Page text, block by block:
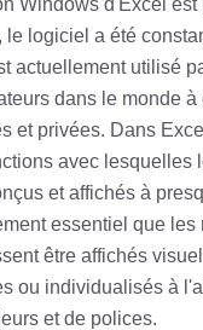
le logiciel a été
actuellement utilisé
dans le monde à
et privées. Dans
avec lesquelles
et affichés à
essentiel que les
être affichés
ou individualisés à
et de polices.